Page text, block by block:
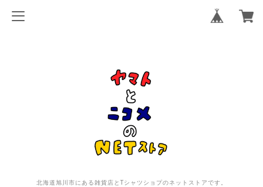
北海道旭川市にある雑貨店とTシャツショプのネットストアです。